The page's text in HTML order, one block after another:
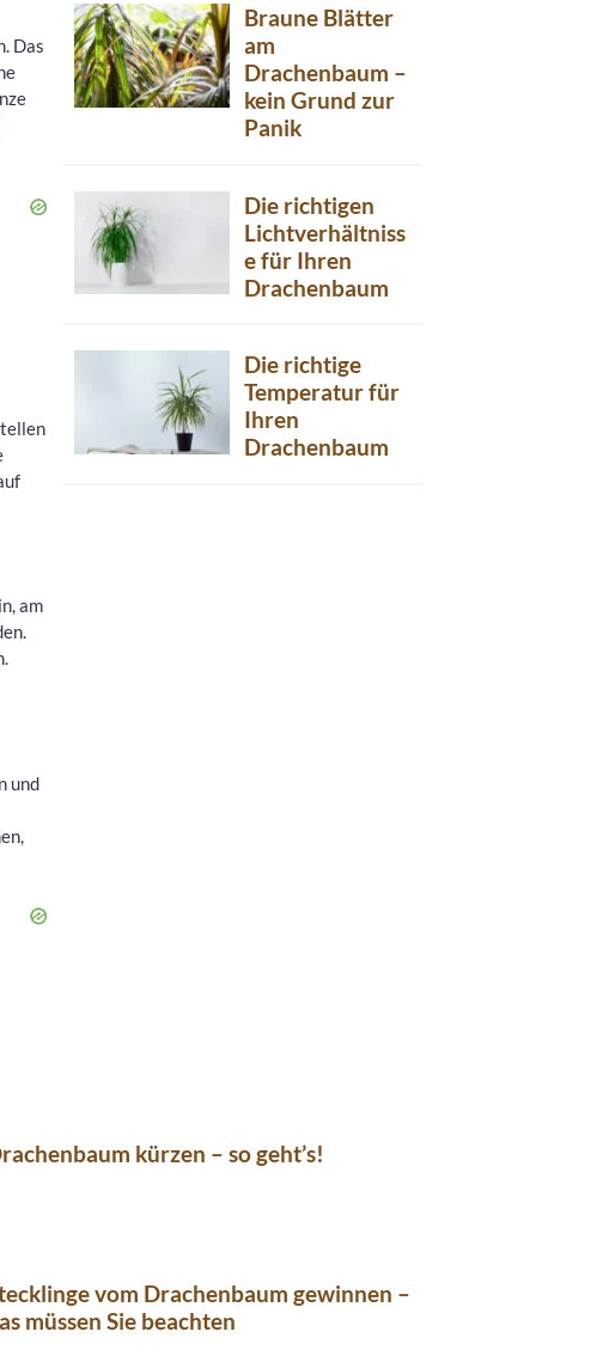
Das
am
und
Braune Blätter
am
Drachenbaum –
kein Grund zur
Panik
Die richtigen
Lichtverhältniss
e für Ihren
Drachenbaum
Die richtige
Temperatur für
Ihren
Drachenbaum
kürzen – so geht’s!
vom Drachenbaum gewinnen –
müssen Sie beachten